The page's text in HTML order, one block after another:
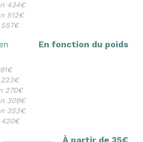
434€
512€
En fonction du poids
270€
309€
353€
À partir de 35€